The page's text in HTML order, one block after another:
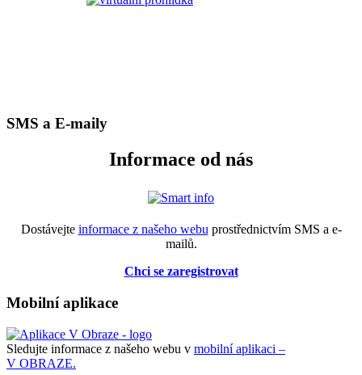
SMS a E-maily
Informace od nás
Dostávejte informace z našeho webu prostřednictvím SMS a e-
mailů.
Chci se zaregistrovat
Mobilní aplikace
Sledujte informace z našeho webu v mobilní aplikaci –
V OBRAZE.